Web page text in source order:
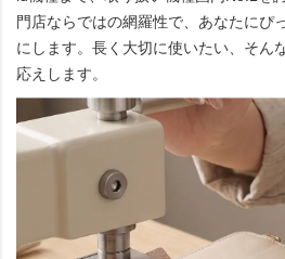
門店ならではの網羅性で、あなたにぴ
にします。長く大切に使いたい、そん
応えします。